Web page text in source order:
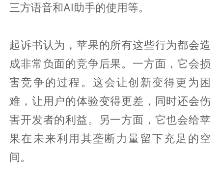
三方语音和AI助手的使用等。
起诉书认为，苹果的所有这些行为都会造
成非常负面的竞争后果。一方面，它会损
害竞争的过程。这会让创新变得更为困
难，让用户的体验变得更差，同时还会伤
害开发者的利益。另一方面，它也会给苹
果在未来利用其垄断力量留下充足的空
间。